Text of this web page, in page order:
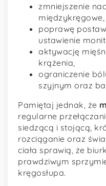
zmniejszenie
międzykręgowe,
poprawę
ustawienie
aktywację
krążenia,
ograniczenie
szyjnym oraz
Pamiętaj jednak, że
regularne
siedzącą i stojącą,
rozciąganie oraz
ciała sprawią, że
prawdziwym
kręgosłupa.